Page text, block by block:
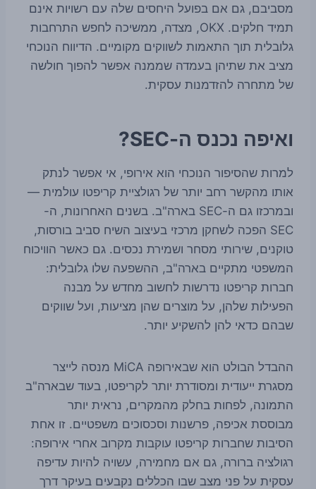
מסביבם, גם אם בפועל היחסים שלה עם רשויות אינם
תמיד חלקים. OKX, מצדה, ממשיכה לחפש התרחבות
גלובלית תוך התאמות לשווקים מקומיים. הדיווח הנוכחי
מציב את שתיהן בעמדה שממנה אפשר להפוך חולשה
של מתחרה להזדמנות עסקית.
ואיפה נכנס ה-SEC?
למרות שהסיפור הנוכחי הוא אירופי, אי אפשר לנתק
אותו מהקשר רחב יותר של רגולציית קריפטו עולמית —
ובמרכזו גם ה-SEC בארה"ב. בשנים האחרונות, ה-
SEC הפכה לשחקן מרכזי בעיצוב השיח סביב בורסות,
טוקנים, שירותי מסחר ושמירת נכסים. גם כאשר הוויכוח
המשפטי מתקיים בארה"ב, ההשפעה שלו גלובלית:
חברות קריפטו נדרשות לחשוב מחדש על מבנה
הפעילות שלהן, על מוצרים שהן מציעות, ועל שווקים
שבהם כדאי להן להשקיע יותר.
ההבדל הבולט הוא שבאירופה MiCA מנסה לייצר
מסגרת ייעודית ומסודרת יותר לקריפטו, בעוד שבארה"ב
התמונה, לפחות בחלק מהמקרים, נראית יותר
מבוססת אכיפה, פרשנות וסכסוכים משפטיים. זו אחת
הסיבות שחברות קריפטו עוקבות מקרוב אחרי אירופה:
רגולציה ברורה, גם אם מחמירה, עשויה להיות עדיפה
עסקית על פני מצב שבו הכללים נקבעים בעיקר דרך